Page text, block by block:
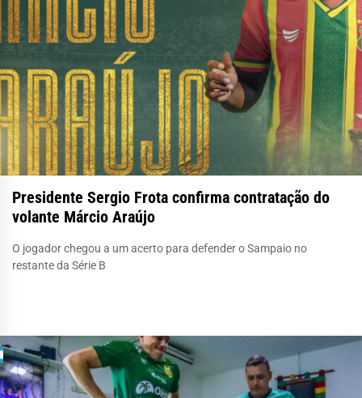
Presidente Sergio Frota confirma contratação do
volante Márcio Araújo
O jogador chegou a um acerto para defender o Sampaio no
restante da Série B